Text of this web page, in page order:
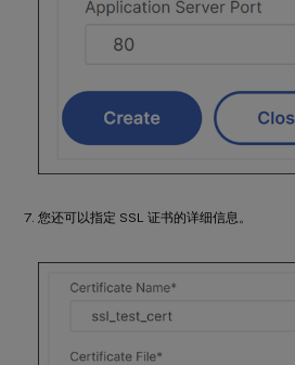
您还可以指定 SSL 证书的详细信息。